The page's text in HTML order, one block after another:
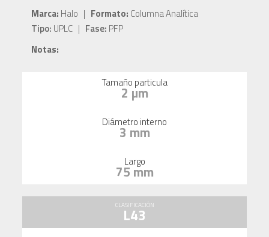
Marca: Halo | Formato: Columna Analítica
Tipo: UPLC | Fase: PFP
Notas:
Tamaño particula
2 µm
Diámetro interno
3 mm
Largo
75 mm
CLASIFICACIÓN
L43